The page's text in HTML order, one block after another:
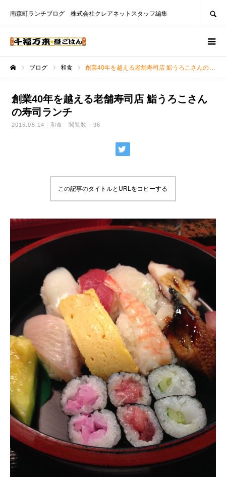
南森町ランチブログ 株式会社クレアネットスタッフ編集
ブログ 和食 創業40年を越える老舗寿司店 鮨うろこさんの寿司ランチ
創業40年を越える老舗寿司店 鮨うろこさん
の寿司ランチ
2015.05.14 和食 閲覧数：96
この記事のタイトルとURLをコピーする